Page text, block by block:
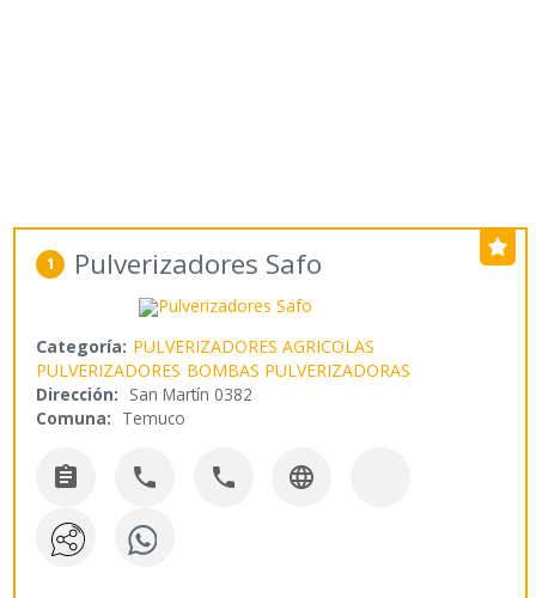
1 Pulverizadores Safo
Categoría: PULVERIZADORES AGRICOLAS
PULVERIZADORES BOMBAS PULVERIZADORAS
Dirección: San Martín 0382
Comuna: Temuco
   